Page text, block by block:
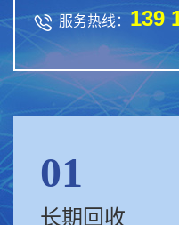
 服务热线： 139
01
长期回收